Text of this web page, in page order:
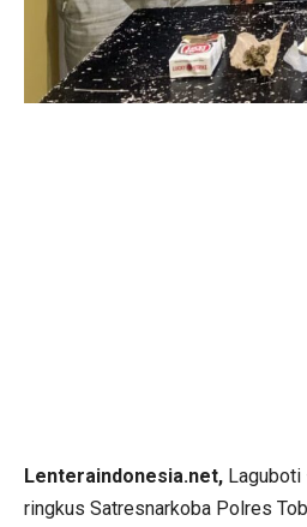
Lenteraindonesia.net, Laguboti
ringkus Satresnarkoba Polres